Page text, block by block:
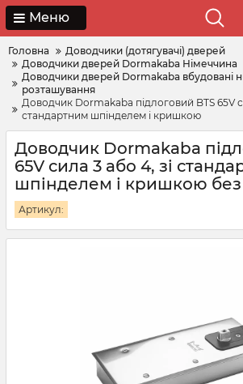
Меню
Головна
Доводчики (дотягувачі) дверей
Доводчики дверей Dormakaba Німеччина
Доводчики дверей Dormakaba вбудовані
розташування
Доводчик Dormakaba підлоговий BTS 65V
стандартним шпінделем і кришкою
Доводчик Dormakaba
65V сила 3 або 4, зі
шпінделем і кришкою без
Артикул: